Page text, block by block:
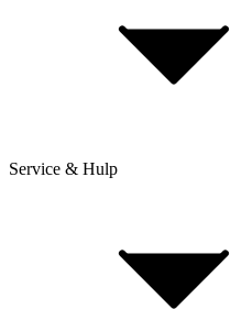
Levering & verzending
Service & Hulp